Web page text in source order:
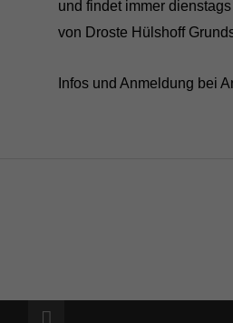
und findet immer
von Droste Hülshoff
Infos und Anmeldung bei